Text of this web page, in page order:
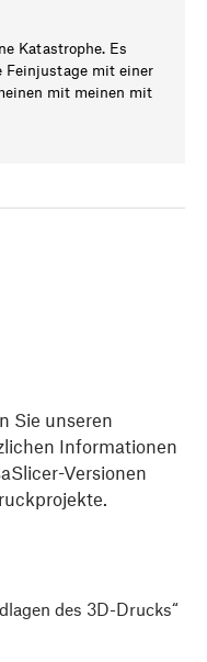
Katastrophe. Es
Feinjustage mit einer
mit meinen mit
Sie unseren
Informationen
Versionen
des 3D-Drucks“